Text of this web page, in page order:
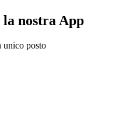
nostra App
unico posto